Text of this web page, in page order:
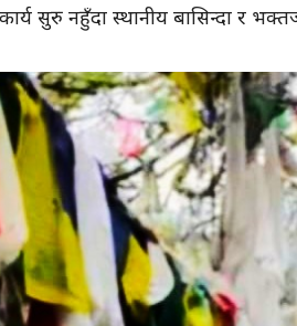
सुरु नहुँदा स्थानीय बासिन्दा र